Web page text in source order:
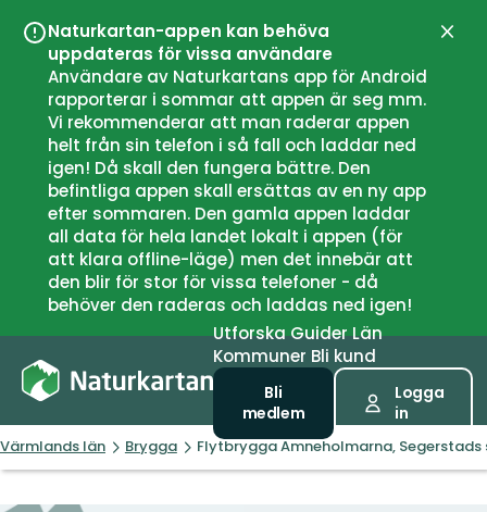
Naturkartan-appen kan behöva
uppdateras för vissa användare
Användare av Naturkartans app för Android
rapporterar i sommar att appen är seg mm.
Vi rekommenderar att man raderar appen
helt från sin telefon i så fall och laddar ned
igen! Då skall den fungera bättre. Den
befintliga appen skall ersättas av en ny app
efter sommaren. Den gamla appen laddar
all data för hela landet lokalt i appen (för
att klara offline-läge) men det innebär att
den blir för stor för vissa telefoner - då
behöver den raderas och laddas ned igen!
UtforskaGuiderLän
Kommuner Bli kund
Bli
medlem
Logga
in
Värmlands län Brygga Flytbrygga Amneholmarna, Segerstads